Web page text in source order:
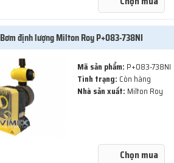
Bơm định lượng Milton Roy P+083-738NI
Mã sản phẩm: P+083-738NI
Tình trạng: Còn hàng
Nhà sản xuất: Milton Roy
Chọn mua